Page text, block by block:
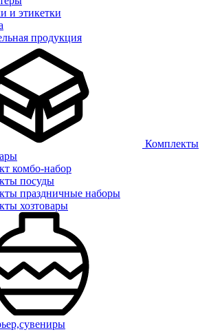
и этикетки
продукция
Комплекты
комбо-набор
посуды
праздничные наборы
хозтовары